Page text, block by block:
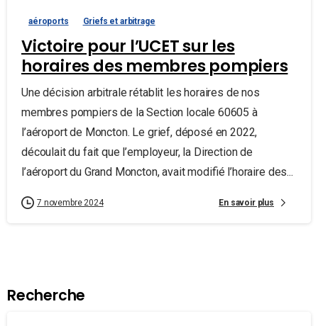
aéroports Griefs et arbitrage
Victoire pour l’UCET sur les
horaires des membres pompiers
Une décision arbitrale rétablit les horaires de nos
membres pompiers de la Section locale 60605 à
l’aéroport de Moncton. Le grief, déposé en 2022,
découlait du fait que l’employeur, la Direction de
l’aéroport du Grand Moncton, avait modifié l’horaire des...
7 novembre 2024 En savoir plus
Recherche